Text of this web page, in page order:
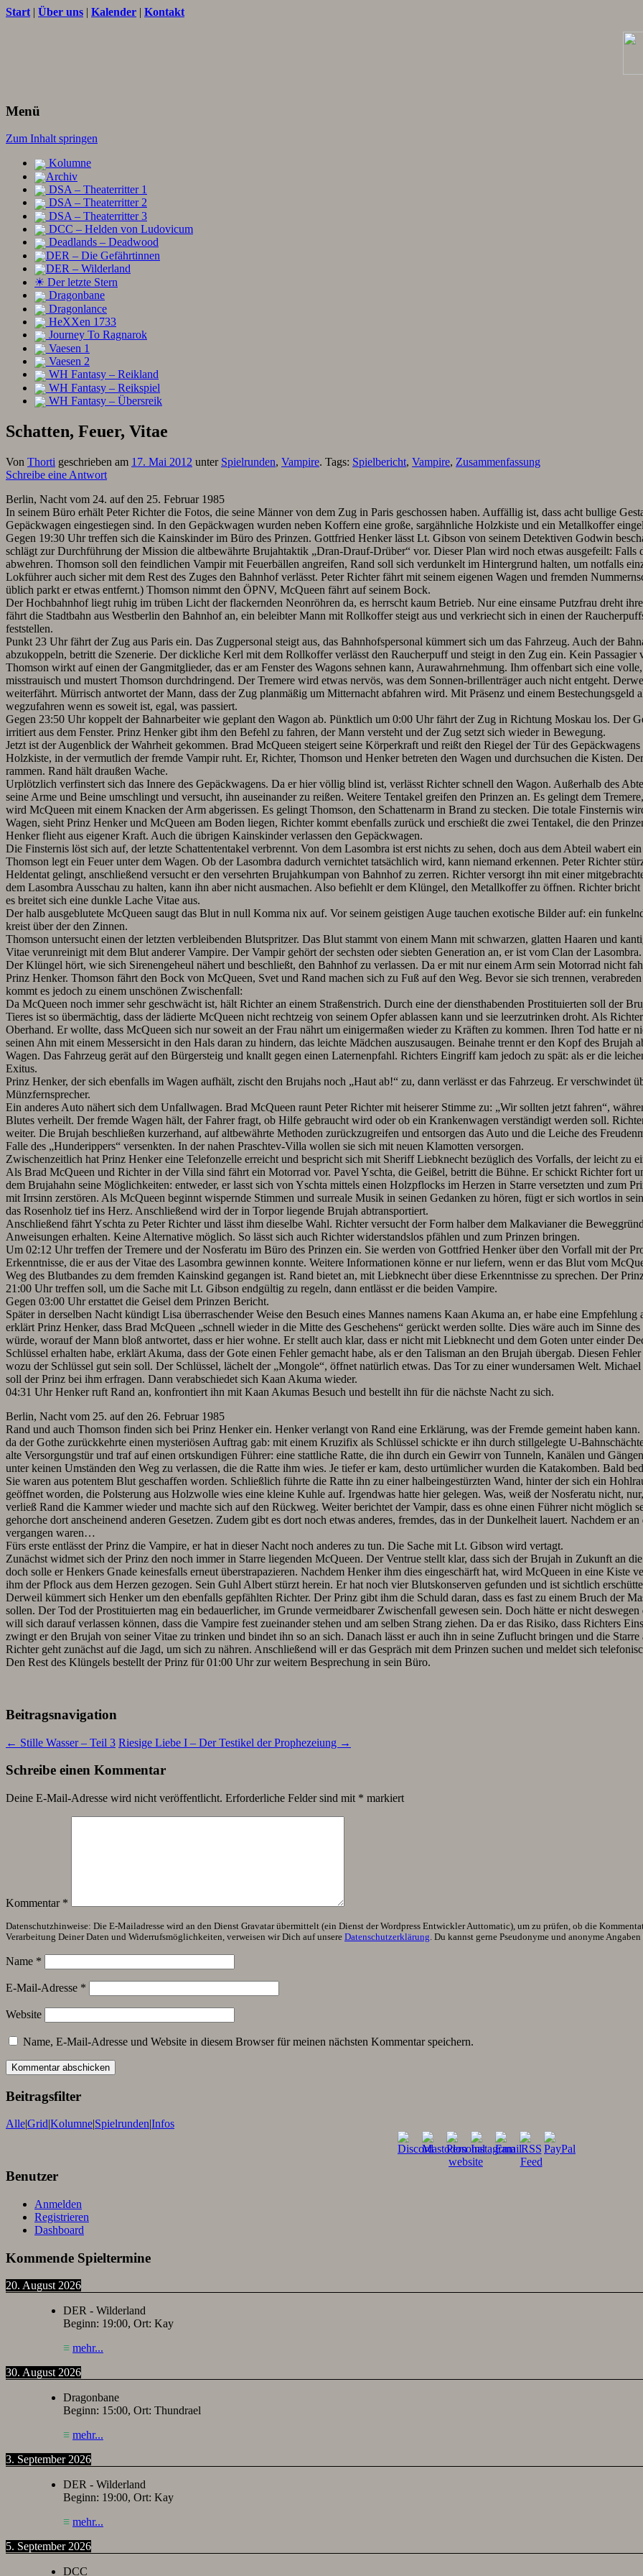
Start | Über uns | Kalender | Kontakt
Menü
Zum Inhalt springen
Kolumne
Archiv
DSA – Theaterritter 1
DSA – Theaterritter 2
DSA – Theaterritter 3
DCC – Helden von Ludovicum
Deadlands – Deadwood
DER – Die Gefährtinnen
DER – Wilderland
☀ Der letzte Stern
Dragonbane
Dragonlance
HeXXen 1733
Journey To Ragnarok
Vaesen 1
Vaesen 2
WH Fantasy – Reikland
WH Fantasy – Reikspiel
WH Fantasy – Übersreik
Schatten, Feuer, Vitae
Von Thorti geschrieben am 17. Mai 2012 unter Spielrunden, Vampire. Tags: Spielbericht, Vampire, Zusammenfassung
Schreibe eine Antwort
Berlin, Nacht vom 24. auf den 25. Februar 1985
In seinem Büro erhält Peter Richter die Fotos, die seine Männer von dem Zug in Paris geschossen haben. Auffällig ist, dass acht bullige
Gepäckwagen eingestiegen sind. In den Gepäckwagen wurden neben Koffern eine große, sargähnliche Holzkiste und ein Metallkoffer
Gegen 19:30 Uhr treffen sich die Kainskinder im Büro des Prinzen. Gottfried Henker lässt Lt. Gibson von seinem Detektiven Godwin
schlägt zur Durchführung der Mission die altbewährte Brujahtaktik „Dran-Drauf-Drüber“ vor. Dieser Plan wird noch etwas ausgefeilt:
abwehren. Thomson soll den feindlichen Vampir mit Feuerbällen angreifen, Rand soll sich verdunkelt im Hintergrund halten, um notfalls
Lokführer auch sicher mit dem Rest des Zuges den Bahnhof verlässt. Peter Richter fährt mit seinem eigenen Wagen und fremden
üblich parkt er etwas entfernt.) Thomson nimmt den ÖPNV, McQueen fährt auf seinem Bock.
Der Hochbahnhof liegt ruhig im trüben Licht der flackernden Neonröhren da, es herrscht kaum Betrieb. Nur eine einsame Putzfrau dreht
fährt die Stadtbahn aus Westberlin den Bahnhof an, ein beleibter Mann mit Rollkoffer steigt aus und verkriecht sich in einen der
feststellen.
Punkt 23 Uhr fährt der Zug aus Paris ein. Das Zugpersonal steigt aus, das Bahnhofspersonal kümmert sich um das Fahrzeug. Auch der
abzukoppeln, betritt die Szenerie. Der dickliche Kerl mit dem Rollkoffer verlässt den Raucherpuff und steigt in den Zug ein. Kein Passagier
Thomson wirkt auf einen der Gangmitglieder, das er am Fenster des Wagons sehnen kann, Aurawahrnehmung. Ihm offenbart sich eine
misstrauisch und mustert Thomson durchdringend. Der Tremere wird etwas nervös, was dem Sonnen-brillenträger auch nicht entgeht.
weiterfährt. Mürrisch antwortet der Mann, dass der Zug planmäßig um Mitternacht abfahren wird. Mit Präsenz und einem
wegzufahren wenn es soweit ist, egal, was passiert.
Gegen 23:50 Uhr koppelt der Bahnarbeiter wie geplant den Wagon ab. Pünktlich um 0:00 Uhr fährt der Zug in Richtung Moskau los. Der
irritiert aus dem Fenster. Prinz Henker gibt ihm den Befehl zu fahren, der Mann versteht und der Zug setzt sich wieder in Bewegung.
Jetzt ist der Augenblick der Wahrheit gekommen. Brad McQueen steigert seine Körperkraft und reißt den Riegel der Tür des
Holzkiste, in der vermutlich der fremde Vampir ruht. Er, Richter, Thomson und Henker betreten den Wagen und durchsuchen die Kisten.
rammen. Rand hält draußen Wache.
Urplötzlich verfinstert sich das Innere des Gepäckwagens. Da er hier völlig blind ist, verlässt Richter schnell den Wagon. Außerhalb des
seine Arme und Beine umschlingt und versucht, ihn auseinander zu reißen. Weitere Tentakel greifen den Prinzen an. Es gelingt dem
wird McQueen mit einem Knacken der Arm abgerissen. Es gelingt Thomson, den Schattenarm in Brand zu stecken. Die totale Finsternis
Wagen, sieht Prinz Henker und McQueen am Boden liegen, Richter kommt ebenfalls zurück und erschießt die zwei Tentakel, die den
Henker flieht aus eigener Kraft. Auch die übrigen Kainskinder verlassen den Gepäckwagen.
Die Finsternis löst sich auf, der letzte Schattententakel verbrennt. Von dem Lasombra ist erst nichts zu sehen, doch aus dem Abteil wabert
Thomson legt ein Feuer unter dem Wagen. Ob der Lasombra dadurch vernichtet tatsächlich wird, kann niemand erkennen. Peter Richter
Heldentat gelingt, anschließend versucht er den versehrten Brujahkumpan von Bahnhof zu zerren. Richter versorgt ihn mit einer
dem Lasombra Ausschau zu halten, kann ihn aber nicht ausmachen. Also befiehlt er dem Klüngel, den Metallkoffer zu öffnen. Richter
es breitet sich eine dunkle Lache Vitae aus.
Der halb ausgeblutete McQueen saugt das Blut in null Komma nix auf. Vor seinem geistigen Auge tauchen exotische Bilder auf: ein
kreist über der den Zinnen.
Thomson untersucht einen der letzten verbleibenden Blutspritzer. Das Blut stammt von einem Mann mit schwarzen, glatten Haaren und
Vitae verunreinigt mit dem Blut anderer Vampire. Der Vampir gehört der sechsten oder siebten Generation an, er ist vom Clan der Lasombra.
Der Klüngel hört, wie sich Sirenengeheul nähert und beschließt, den Bahnhof zu verlassen. Da er mit nur einem Arm sein Motorrad nicht
Prinz Henker. Thomson fährt den Bock von McQueen, Svet und Rand machen sich zu Fuß auf den Weg. Bevor sie sich trennen,
kommt es jedoch zu einem unschönen Zwischenfall:
Da McQueen noch immer sehr geschwächt ist, hält Richter an einem Straßenstrich. Durch eine der diensthabenden Prostituierten soll der
Tieres ist so übermächtig, dass der lädierte McQueen nicht rechtzeig von seinem Opfer ablassen kann und sie leerzutrinken droht. Als
Oberhand. Er wollte, dass McQueen sich nur soweit an der Frau nährt um einigermaßen wieder zu Kräften zu kommen. Ihren Tod hatte er
seinen Ahn mit einem Messersicht in den Hals daran zu hindern, das leichte Mädchen auszusaugen. Beinahe trennt er den Kopf des
Wagen. Das Fahrzeug gerät auf den Bürgersteig und knallt gegen einen Laternenpfahl. Richters Eingriff kam jedoch zu spät: als er die
Exitus.
Prinz Henker, der sich ebenfalls im Wagen aufhält, zischt den Brujahs noch „Haut ab!“ zu, dann verlässt er das Fahrzeug. Er verschwindet
Münzfernsprecher.
Ein anderes Auto nähert sich dem Unfallwagen. Brad McQueen raunt Peter Richter mit heiserer Stimme zu: „Wir sollten jetzt fahren“,
Blutes verheilt. Der fremde Wagen hält, der Fahrer fragt, ob Hilfe gebraucht wird oder ob ein Krankenwagen verständigt werden soll.
weiter. Die Brujah beschließen kurzerhand, auf altbewährte Methoden zurückzugreifen und entsorgen das Auto und die Leiche des
Falle des „Hunderippers“ versenkten. In der nahen Praschtev-Villa wollen sie sich mit neuen Klamotten versorgen.
Zwischenzeitlich hat Prinz Henker eine Telefonzelle erreicht und bespricht sich mit Sheriff Liebknecht bezüglich des Vorfalls, der leicht zu
Als Brad McQueen und Richter in der Villa sind fährt ein Motorrad vor. Pavel Yschta, die Geißel, betritt die Bühne. Er schickt Richter fort
dem Brujahahn seine Möglichkeiten: entweder, er lasst sich von Yschta mittels einen Holzpflocks im Herzen in Starre versetzten und zum
mit Irrsinn zerstören. Als McQueen beginnt wispernde Stimmen und surreale Musik in seinen Gedanken zu hören, fügt er sich wortlos in
das Rosenholz tief ins Herz. Anschließend wird der in Torpor liegende Brujah abtransportiert.
Anschließend fährt Yschta zu Peter Richter und lässt ihm dieselbe Wahl. Richter versucht der Form halber dem Malkavianer die
Anweisungen erhalten. Keine Alternative möglich. So lässt sich auch Richter widerstandslos pfählen und zum Prinzen bringen.
Um 02:12 Uhr treffen der Tremere und der Nosferatu im Büro des Prinzen ein. Sie werden von Gottfried Henker über den Vorfall mit der
Erkenntnisse, die er aus der Vitae des Lasombra gewinnen konnte. Weitere Informationen könne er nur liefern, wenn er das Blut vom
Weg des Blutbandes zu dem fremden Kainskind gegangen ist. Rand bietet an, mit Liebknecht über diese Erkenntnisse zu sprechen. Der
21:00 Uhr treffen soll, um die Sache mit Lt. Gibson endgültig zu regeln, dann entlässt er die beiden Vampire.
Gegen 03:00 Uhr erstattet die Geisel dem Prinzen Bericht.
Später in derselben Nacht kündigt Lisa überraschender Weise den Besuch eines Mannes namens Kaan Akuma an, er habe eine
erklärt Prinz Henker, dass Brad McQueen „schnell wieder in die Mitte des Geschehens“ gerückt werden sollte. Dies wäre auch im Sinne
würde, worauf der Mann bloß antwortet, dass er hier wohne. Er stellt auch klar, dass er nicht mit Liebknecht und dem Goten unter einder
Schlüssel erhalten habe, erklärt Akuma, dass der Gote einen Fehler gemacht habe, als er den Talisman an den Brujah übergab. Diesen
wozu der Schlüssel gut sein soll. Der Schlüssel, lächelt der „Mongole“, öffnet natürlich etwas. Das Tor zu einer wundersamen Welt.
soll der Prinz bei ihm erfragen. Dann verabschiedet sich Kaan Akuma wieder.
04:31 Uhr Henker ruft Rand an, konfrontiert ihn mit Kaan Akumas Besuch und bestellt ihn für die nächste Nacht zu sich.
Berlin, Nacht vom 25. auf den 26. Februar 1985
Rand und auch Thomson finden sich bei Prinz Henker ein. Henker verlangt von Rand eine Erklärung, was der Fremde gemeint haben
da der Gothe zurückkehrte einen mysteriösen Auftrag gab: mit einem Kruzifix als Schlüssel schickte er ihn durch stillgelegte U-
alte Versorgungstür und traf auf einen ortskundigen Führer: eine stattliche Ratte, die ihn durch ein Gewirr von Tunneln, Kanälen und
unter keinen Umständen den Weg zu verlassen, die die Ratte ihm wies. Je tiefer er kam, desto urtümlicher wurden die Katakomben. Bald
Sie waren aus potentem Blut geschaffen worden. Schließlich führte die Ratte ihn zu einer halbeingestürzten Wand, hinter der sich ein
geöffnet worden, die Polsterung aus Holzwolle wies eine kleine Kuhle auf. Irgendwas hatte hier gelegen. Was, weiß der Nosferatu nicht,
verließ Rand die Kammer wieder und machte sich auf den Rückweg. Weiter berichtet der Vampir, dass es ohne einen Führer nicht
gehorche dort anscheinend anderen Gesetzen. Zudem gibt es dort noch etwas anderes, fremdes, das in der Dunkelheit lauert. Nachdem er
vergangen waren…
Fürs erste entlässt der Prinz die Vampire, er hat in dieser Nacht noch anderes zu tun. Die Sache mit Lt. Gibson wird vertagt.
Zunächst widmet sich der Prinz den noch immer in Starre liegenden McQueen. Der Ventrue stellt klar, dass sich der Brujah in Zukunft an
doch solle er Henkers Gnade keinesfalls erneut überstrapazieren. Nachdem Henker ihm dies eingeschärft hat, wird McQueen in eine Kiste
ihm der Pflock aus dem Herzen gezogen. Sein Guhl Albert stürzt herein. Er hat noch vier Blutskonserven gefunden und ist sichtlich
Derweil kümmert sich Henker um den ebenfalls gepfählten Richter. Der Prinz gibt ihm die Schuld daran, dass es fast zu einem Bruch der
sollen. Der Tod der Prostituierten mag ein bedauerlicher, im Grunde vermeidbarer Zwischenfall gewesen sein. Doch hätte er nicht
will sich darauf verlassen können, dass die Vampire fest zueinander stehen und am selben Strang ziehen. Da er das Risiko, dass Richters
zwingt er den Brujah von seiner Vitae zu trinken und bindet ihn so an sich. Danach lässt er auch ihn in seine Zuflucht bringen und die Starre
Richter geht zunächst auf die Jagd, um sich zu nähren. Anschließend will er das Gespräch mit dem Prinzen suchen und meldet sich
Den Rest des Klüngels bestellt der Prinz für 01:00 Uhr zur weitern Besprechung in sein Büro.
Beitragsnavigation
← Stille Wasser – Teil 3 Riesige Liebe I – Der Testikel der Prophezeiung →
Schreibe einen Kommentar
Deine E-Mail-Adresse wird nicht veröffentlicht. Erforderliche Felder sind mit * markiert
Kommentar *
Datenschutzhinweise: Die E-Mailadresse wird an den Dienst Gravatar übermittelt (ein Dienst der Wordpress Entwickler Auttomatic), um zu prüfen, ob die
Verarbeitung Deiner Daten und Widerrufsmöglichkeiten, verweisen wir Dich auf unsere Datenschutzerklärung. Du kannst gerne Pseudonyme und anonyme
Name *
E-Mail-Adresse *
Website
Name, E-Mail-Adresse und Website in diesem Browser für meinen nächsten Kommentar speichern.
Beitragsfilter
AlleGridKolumne SpielrundenInfos
Benutzer
Anmelden
Registrieren
Dashboard
Kommende Spieltermine
20. August 2026
DER - Wilderland
Beginn: 19:00, Ort: Kay
≡ mehr...
30. August 2026
Dragonbane
Beginn: 15:00, Ort: Thundrael
≡ mehr...
3. September 2026
DER - Wilderland
Beginn: 19:00, Ort: Kay
≡ mehr...
5. September 2026
DCC